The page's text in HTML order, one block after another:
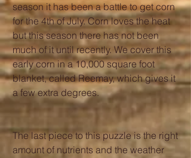
season it has been a battle to get corn
for the 4th of July. Corn loves the heat
but this season there has not been
much of it until recently. We cover this
early corn in a 10,000 square foot
blanket, called Reemay, which gives it
a few extra degrees.
The last piece to this puzzle is the right
amount of nutrients and the weather